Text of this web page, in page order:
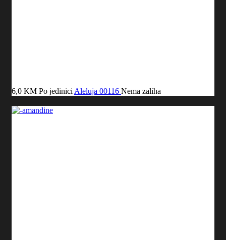
6,0 KM Po jedinici Aleluja 00116 Nema zaliha